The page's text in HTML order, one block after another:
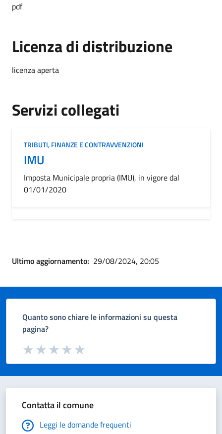
pdf
Licenza di distribuzione
licenza aperta
Servizi collegati
TRIBUTI, FINANZE E CONTRAVVENZIONI
IMU
Imposta Municipale propria (IMU), in vigore dal
01/01/2020
Ultimo aggiornamento: 29/08/2024, 20:05
Quanto sono chiare le informazioni su questa
pagina?
Valuta da 1 a 5 stelle la pagina
Valuta 5 stelle su 5
Valuta 4 stelle su 5
Valuta 3 stelle su 5
Valuta 2 stelle su 5
Valuta 1 stelle su 5
Contatta il comune
Leggi le domande frequenti